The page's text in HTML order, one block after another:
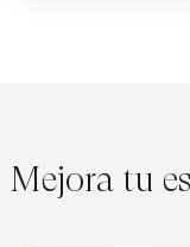
Mejora tu